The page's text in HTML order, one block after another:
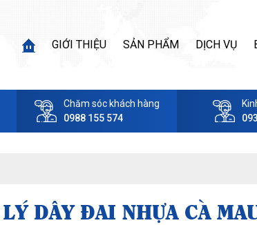
GIỚI THIỆU SẢN PHẨM DỊCH VỤ
Chăm sóc khách hàng
0988 155 574
DÂY ĐAI NHỰA CÀ